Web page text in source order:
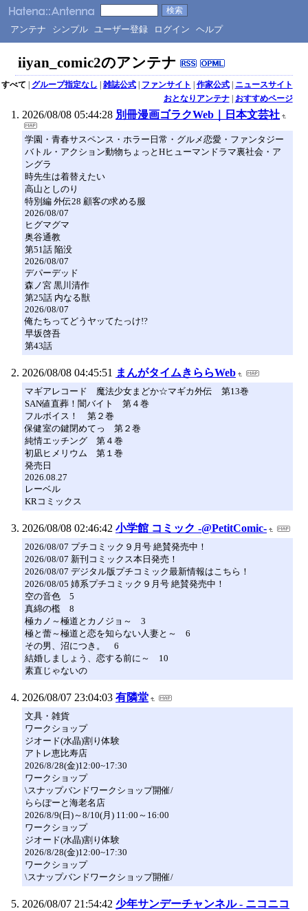
アンテナ シンプル ユーザー登録 ログイン ヘルプ
iiyan_comic2のアンテナ
すべて | グループ指定なし | 雑誌公式| ファンサイト | 作家公式| ニュースサイト
おとなりアンテナ| おすすめページ
2026/08/08 05:44:28 別冊漫画ゴラクWeb｜日本文芸社
学園・青春サスペンス・ホラー日常・グルメ恋愛・ファンタジー
バトル・アクション動物ちょっとHヒューマンドラマ裏社会・ア
ングラ
時先生は着替えたい
高山としのり
特別編 外伝28 顧客の求める服
2026/08/07
ヒグマグマ
奥谷通教
第51話 陥没
2026/08/07
デパーデッド
森ノ宮 黒川清作
第25話 内なる獣
2026/08/07
俺たちってどうヤッてたっけ!?
早坂啓吾
第43話
2026/08/08 04:45:51 まんがタイムきららWeb
マギアレコード 魔法少女まどか☆マギカ外伝 第13巻
SAN値直葬！闇バイト 第４巻
フルボイス！ 第２巻
保健室の鍵閉めてっ 第２巻
純情エッチング 第４巻
初凪ヒメリウム 第１巻
発売日
2026.08.27
レーベル
KRコミックス
2026/08/08 02:46:42 小学館 コミック -@PetitComic-
2026/08/07 プチコミック９月号 絶賛発売中！
2026/08/07 新刊コミックス本日発売！
2026/08/07 デジタル版プチコミック最新情報はこちら！
2026/08/05 姉系プチコミック９月号 絶賛発売中！
空の音色 5
真綿の檻 8
極カノ～極道とカノジョ～ 3
極と蕾～極道と恋を知らない人妻と～ 6
その男、沼につき。 6
結婚しましょう、恋する前に～ 10
素直じゃないの
2026/08/07 23:04:03 有隣堂
文具・雑貨
ワークショップ
ジオード(水晶)割り体験
アトレ恵比寿店
2026/8/28(金)12:00~17:30
ワークショップ
\スナップバンドワークショップ開催/
ららぽーと海老名店
2026/8/9(日)～8/10(月) 11:00～16:00
ワークショップ
ジオード(水晶)割り体験
2026/8/28(金)12:00~17:30
ワークショップ
\スナップバンドワークショップ開催/
2026/08/07 21:54:42 少年サンデーチャンネル - ニコニコ